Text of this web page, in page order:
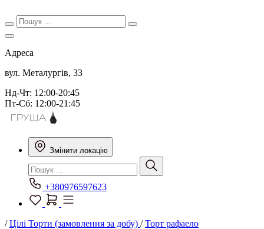
Адреса
вул. Металургів, 33
Нд-Чт: 12:00-20:45
Пт-Сб: 12:00-21:45
Змінити локацію
+380976597623
/Цілі Торти (замовлення за добу) /Торт рафаело